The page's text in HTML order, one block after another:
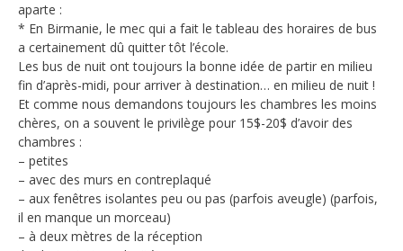
aparte :
* En Birmanie, le mec qui a fait le tableau des horaires de bus
a certainement dû quitter tôt l’école.
Les bus de nuit ont toujours la bonne idée de partir en milieu
fin d’après-midi, pour arriver à destination… en milieu de nuit !
Et comme nous demandons toujours les chambres les moins
chères, on a souvent le privilège pour 15$-20$ d’avoir des
chambres :
– petites
– avec des murs en contreplaqué
– aux fenêtres isolantes peu ou pas (parfois aveugle) (parfois,
il en manque un morceau)
– à deux mètres de la réception